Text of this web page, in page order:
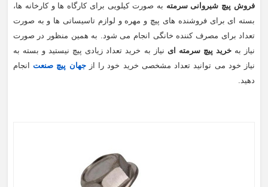
فروش پیچ شیروانی سرمته به صورت کیلویی برای کارگاه ها و کارخانه ها،
بسته ای برای فروشنده های پیچ و مهره و لوازم تاسیساتی ها و به صورت
تعداد برای مصرف کننده خانگی انجام می شود. به همین منظور در صورت
نیاز بهخرید پیچ سرمته ای نیاز به خرید تعداد زیادی پیچ نیستید و بسته به
نیاز خود می توانید تعداد مشخصی خرید خود را ازجهان پیچ صنعتانجام
دهید.